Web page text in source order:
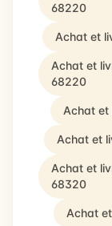
68220
Achat et
Achat et
68220
Achat et
Achat et
Achat et
68320
Achat